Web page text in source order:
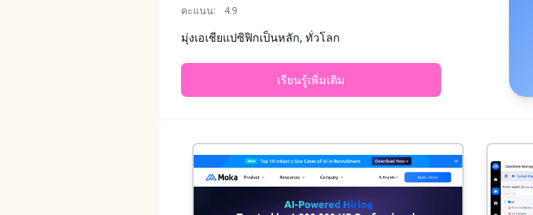
คะแนน: 4.9
มุ่งเอเชียแปซิฟิกเป็นหลัก, ทั่วโลก
เรียนรู้เพิ่มเติม